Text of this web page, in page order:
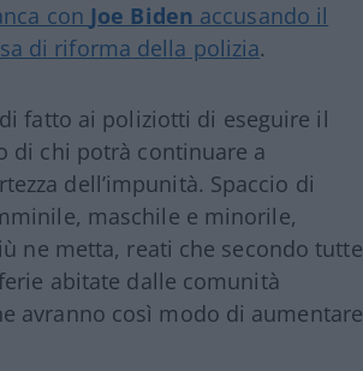
con Joe Biden accusando il
di riforma della polizia.
fatto ai poliziotti di eseguire il
di chi potrà continuare a
dell’impunità. Spaccio di
maschile e minorile,
ne metta, reati che secondo tutte
abitate dalle comunità
avranno così modo di aumentare